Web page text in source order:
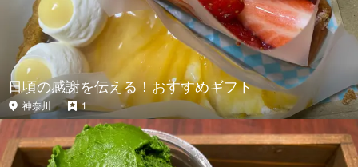
日頃の感謝を伝える！おすすめギフト
神奈川 1